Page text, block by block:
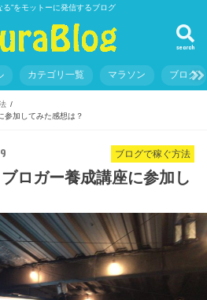
る”をモットーに発信するブログ
search
カテゴリ一覧 マラソン ブログ
参加してみた感想は？
ブログで稼ぐ方法
ブロガー養成講座に参加し